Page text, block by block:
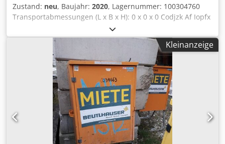
Zustand: neu, Baujahr: 2020, Lagernummer: 100304760
Transportabmessungen (L x B x H): 0 x 0 x 0 Codjzk Af Iopfx
Kleinanzeige